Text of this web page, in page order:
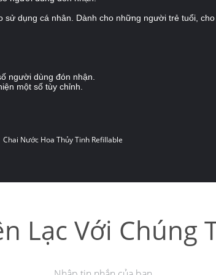
dụng cá nhân. Dành cho những người trẻ tuổi,
người dùng đón nhận.
một số tùy chỉnh.
Chai Nước Hoa Thủy Tinh Refillable
Lạc Với Chúng